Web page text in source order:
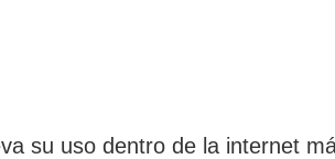
su uso dentro de la internet